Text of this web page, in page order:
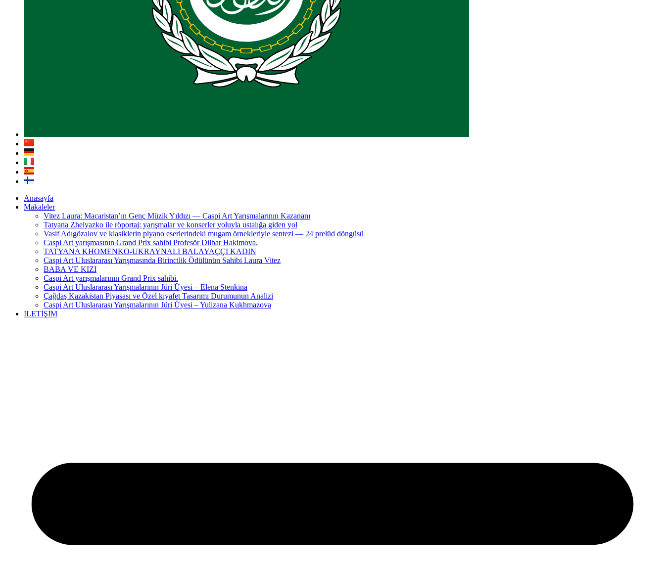
Anasayfa
Makaleler
Vitez Laura: Macaristan’ın Genç Müzik Yıldızı — Caspi Art Yarışmalarının Kazananı
Tatyana Zhelyazko ile röportaj: yarışmalar ve konserler yoluyla ustalığa giden yol
Vasif Adıgözalov ve klasiklerin piyano eserlerindeki mugam örnekleriyle sentezi — 24 prelüd döngüsü
Caspi Art yarışmasının Grand Prix sahibi Profesör Dilbar Hakimova.
TATYANA KHOMENKO-UKRAYNALI BALAYAÇÇI KADIN
Caspi Art Uluslararası Yarışmasında Birincilik Ödülünün Sahibi Laura Vitez
BABA VE KIZI
Caspi Art yarışmalarının Grand Prix sahibi.
Caspi Art Uluslararası Yarışmalarının Jüri Üyesi – Elena Stenkina
Çağdaş Kazakistan Piyasası ve Özel kıyafet Tasarımı Durumunun Analizi
Caspi Art Uluslararası Yarışmalarının Jüri Üyesi – Yulizana Kukhmazova
İLETİŞİM